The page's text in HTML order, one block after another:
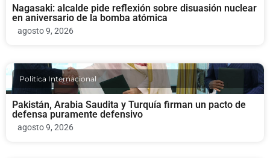
Nagasaki: alcalde pide reflexión sobre disuasión nuclear
en aniversario de la bomba atómica
agosto 9, 2026
Politica Internacional
Pakistán, Arabia Saudita y Turquía firman un pacto de
defensa puramente defensivo
agosto 9, 2026